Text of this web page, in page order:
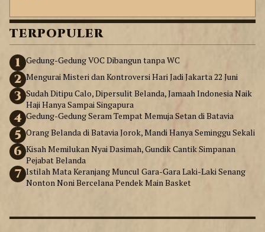
TERPOPULER
1 Gedung-Gedung VOC Dibangun tanpa WC
2 Mengurai Misteri dan Kontroversi Hari Jadi Jakarta 22 Juni
3 Sudah Ditipu Calo, Dipersulit Belanda, Jamaah Indonesia Naik
Haji Hanya Sampai Singapura
4 Gedung-Gedung Seram Tempat Memuja Setan di Batavia
5 Orang Belanda di Batavia Jorok, Mandi Hanya Seminggu Sekali
6 Kisah Memilukan Nyai Dasimah, Gundik Cantik Simpanan
Pejabat Belanda
7 Istilah Mata Keranjang Muncul Gara-Gara Laki-Laki Senang
Nonton Noni Bercelana Pendek Main Basket